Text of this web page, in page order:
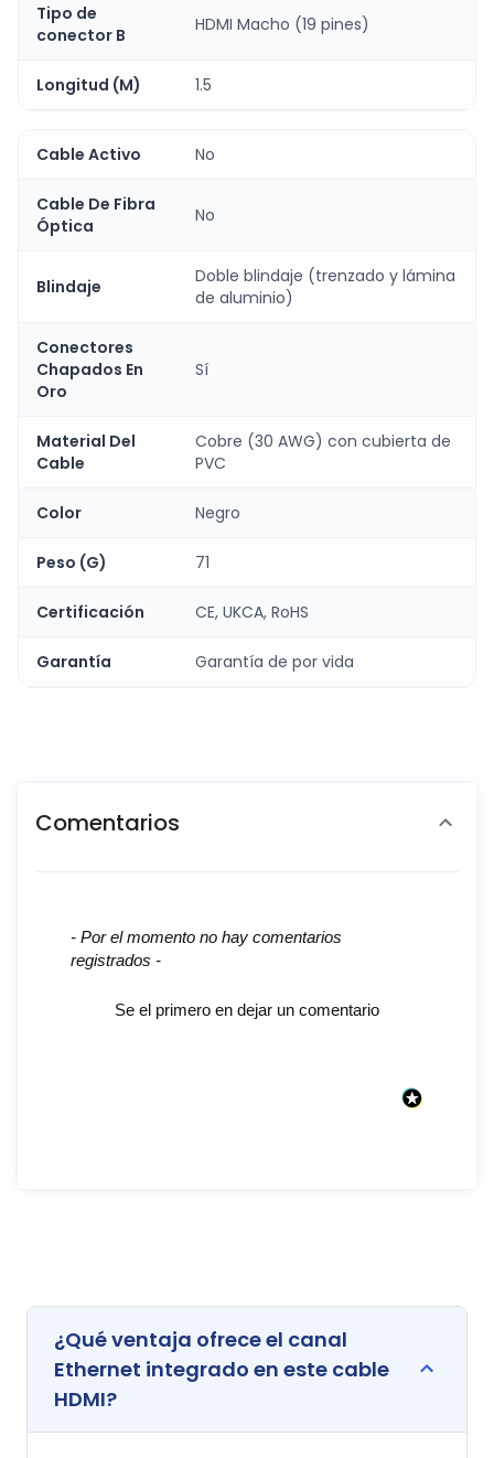
Tipo de
conector B
HDMI Macho (19 pines)
Longitud (M) 1.5
Cable Activo No
Cable De Fibra
Óptica
No
Blindaje
Doble blindaje (trenzado y lámina
de aluminio)
Conectores
Chapados En
Oro
Sí
Material Del
Cable
Cobre (30 AWG) con cubierta de
PVC
Color Negro
Peso (G) 71
Certificación CE, UKCA, RoHS
Garantía Garantía de por vida
Comentarios
- Por el momento no hay comentarios
registrados -
Se el primero en dejar un comentario
New content loaded
¿Qué ventaja ofrece el canal
Ethernet integrado en este cable
HDMI?